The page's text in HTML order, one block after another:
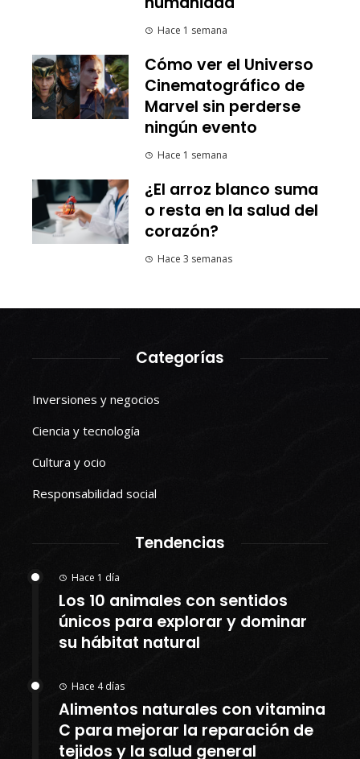
Hace 1 semana
Cómo ver el Universo
Cinematográfico de
Marvel sin perderse
ningún evento
Hace 1 semana
¿El arroz blanco suma
o resta en la salud del
corazón?
Hace 3 semanas
Categorías
Inversiones y negocios
Ciencia y tecnología
Cultura y ocio
Responsabilidad social
Tendencias
Hace 1 día
Los 10 animales con sentidos
únicos para explorar y dominar
su hábitat natural
Hace 4 días
Alimentos naturales con vitamina
C para mejorar la reparación de
tejidos y la salud general